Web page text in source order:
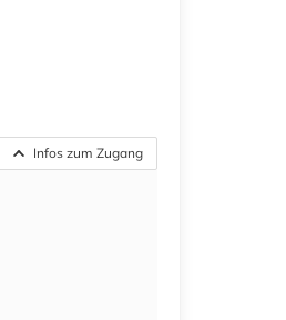
Infos zum Zugang